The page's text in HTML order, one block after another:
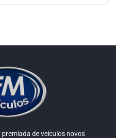
de veículos novos